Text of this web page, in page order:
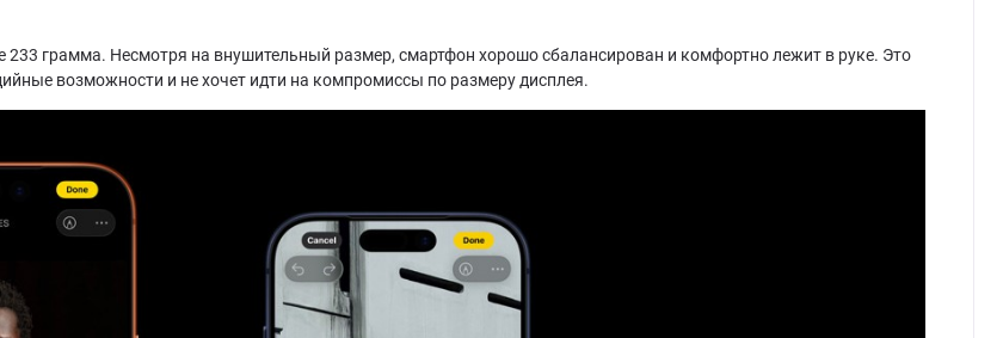
233 грамма. Несмотря на внушительный размер, смартфон хорошо сбалансирован и комфортно лежит в руке. Это
возможности и не хочет идти на компромиссы по размеру дисплея.